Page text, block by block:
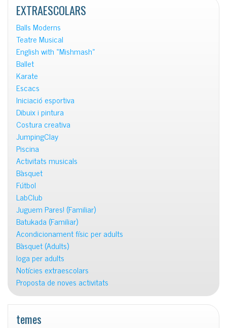
EXTRAESCOLARS
Balls Moderns
Teatre Musical
English with «Mishmash»
Ballet
Karate
Escacs
Iniciació esportiva
Dibuix i pintura
Costura creativa
JumpingClay
Piscina
Activitats musicals
Bàsquet
Fútbol
LabClub
Juguem Pares! (Familiar)
Batukada (Familiar)
Acondicionament físic per adults
Bàsquet (Adults)
Ioga per adults
Notícies extraescolars
Proposta de noves activitats
temes